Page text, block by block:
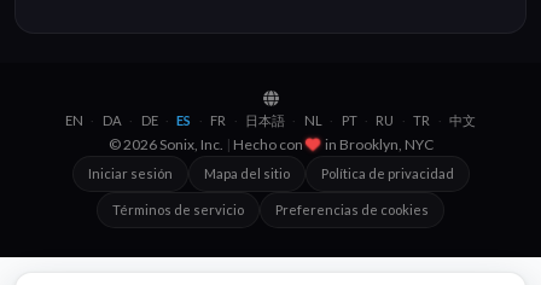
EN · DA · DE · ES · FR · 日本語 · NL · PT · RU · TR · 中文
© 2026 Sonix, Inc. | Hecho con in Brooklyn, NYC
Iniciar sesión Mapa del sitio Política de privacidad
Términos de servicio Preferencias de cookies